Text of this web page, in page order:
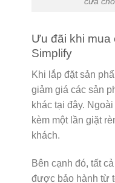
Ưu đãi khi mua
Simplify
Khi lắp đặt sản
giảm giá các sản
khác tại đây.
kèm một lần giặt
khách.
Bên cạnh đó, tất
được bảo hành từ